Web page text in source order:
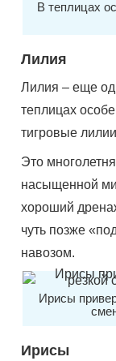
В теплицах
Лилия
Лилия – еще
теплицах
тигровые
Это
насыщенной
хороший
чуть позже
навозом.
Ирисы
Ирисы